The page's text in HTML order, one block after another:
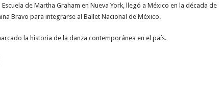
de Martha Graham en Nueva York, llegó a México en la década de
Bravo para integrarse al Ballet Nacional de México.
la historia de la danza contemporánea en el país.